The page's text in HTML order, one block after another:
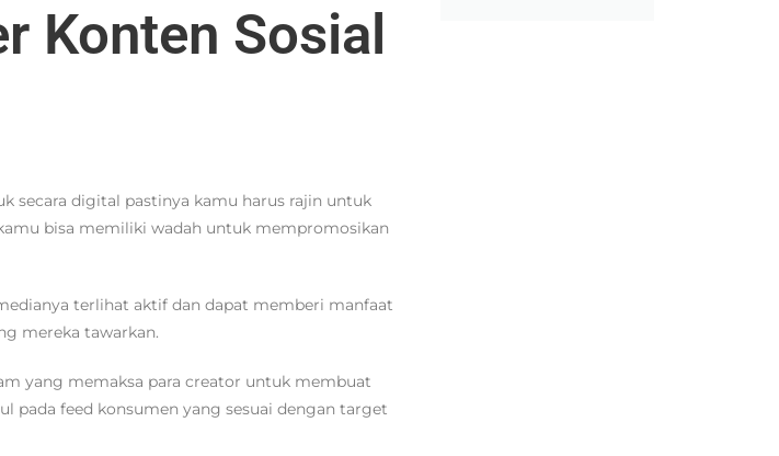
Konten Sosial
secara digital pastinya kamu harus rajin untuk
bisa memiliki wadah untuk mempromosikan
terlihat aktif dan dapat memberi manfaat
mereka tawarkan.
yang memaksa para creator untuk membuat
pada feed konsumen yang sesuai dengan target